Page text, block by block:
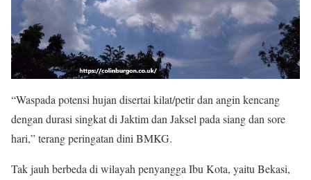
“Waspada potensi hujan disertai kilat/petir dan angin kencang
dengan durasi singkat di Jaktim dan Jaksel pada siang dan sore
hari,” terang peringatan dini BMKG.
Tak jauh berbeda di wilayah penyangga Ibu Kota, yaitu Bekasi,